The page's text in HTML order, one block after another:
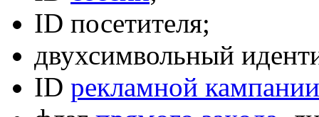
ID посетителя;
двухсимвольный
ID рекламной кампании